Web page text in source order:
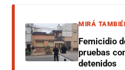
MIRÁ
Femicidio
pruebas
detenidos